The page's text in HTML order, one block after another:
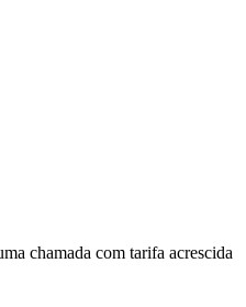
chamada com tarifa acrescida